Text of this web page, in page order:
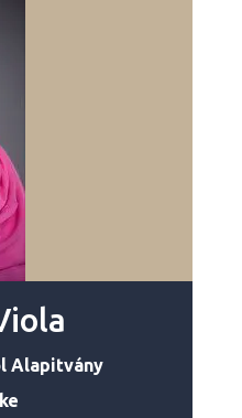
Alapitvány